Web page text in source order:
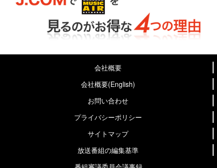
会社概要
会社概要(English)
お問い合わせ
プライバシーポリシー
サイトマップ
放送番組の編集基準